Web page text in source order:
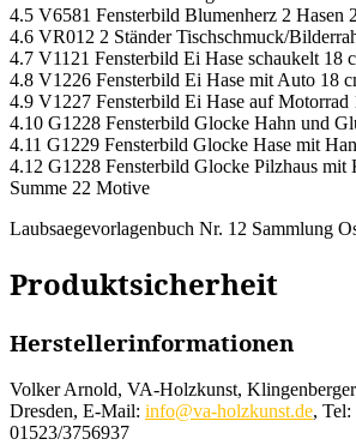
4.5 V6581 Fensterbild Blumenherz 2 Hasen
4.6 VR012 2 Ständer Tischschmuck/
4.7 V1121 Fensterbild Ei Hase schaukelt 18
4.8 V1226 Fensterbild Ei Hase mit Auto 18
4.9 V1227 Fensterbild Ei Hase auf Motorrad
4.10 G1228 Fensterbild Glocke Hahn und
4.11 G1229 Fensterbild Glocke Hase mit
4.12 G1228 Fensterbild Glocke Pilzhaus mit
Summe 22 Motive
Laubsaegevorlagenbuch Nr. 12 Sammlung
Produktsicherheit
Herstellerinformationen
Volker Arnold, VA-Holzkunst,
Dresden, E-Mail: info@va-holzkunst.de,
01523/3756937